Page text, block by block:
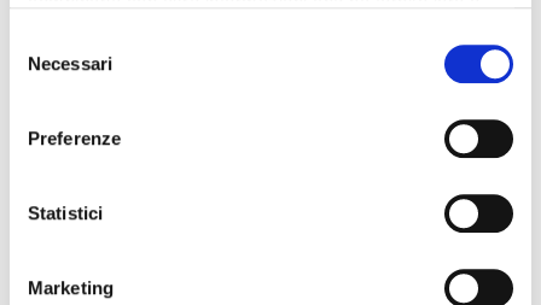
mera chiusura del banner non comporta l’accettazione
tutti” o selezionando le diverse categorie di cookies
Selection
Necessari
Preferenze
Statistici
Marketing